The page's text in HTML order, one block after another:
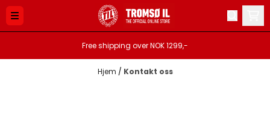
Hopp til innhold
Free shipping over NOK 1299,-
Hjem / Kontakt oss